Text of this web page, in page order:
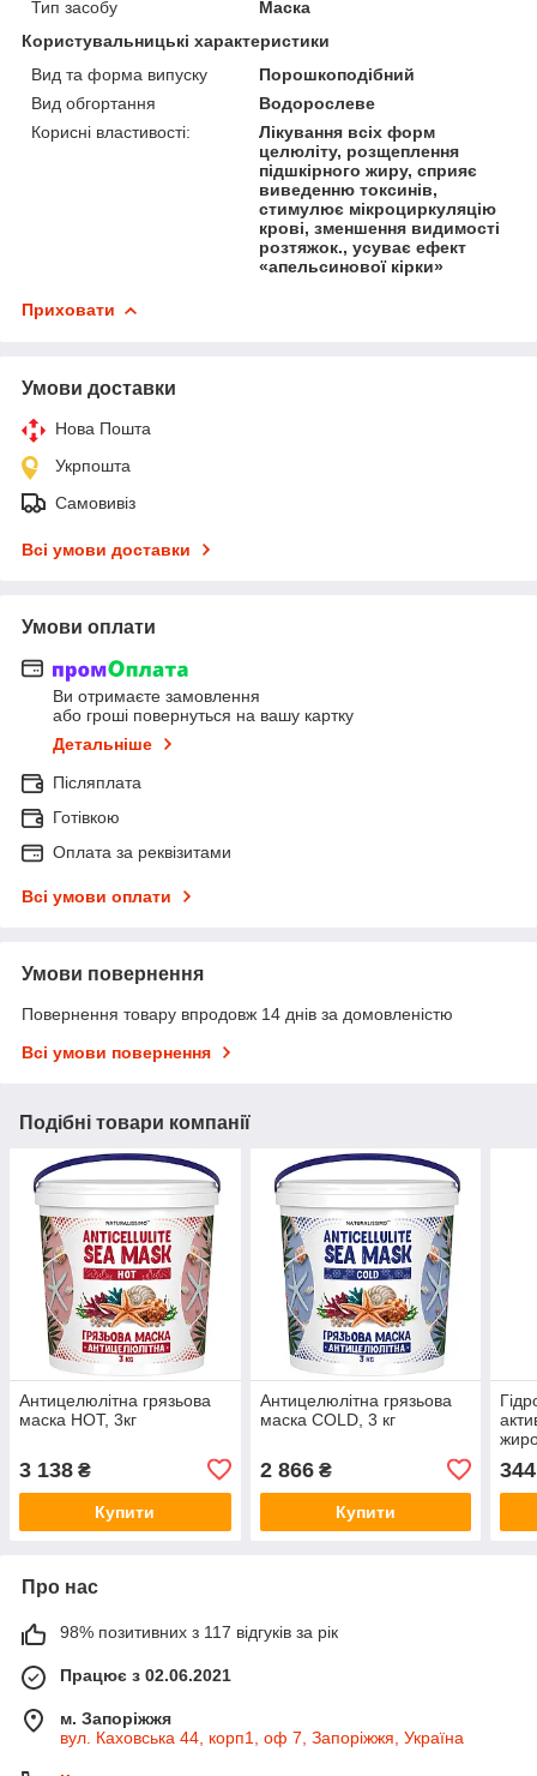
Тип засобу
Маска
Користувальницькі характеристики
Вид та форма випуску
Порошкоподібний
Вид обгортання
Водорослеве
Корисні властивості:
Лікування всіх форм
целюліту, розщеплення
підшкірного жиру, сприяє
виведенню токсинів,
стимулює мікроциркуляцію
крові, зменшення видимості
розтяжок., усуває ефект
«апельсинової кірки»
Приховати
Умови доставки
Нова Пошта
Укрпошта
Самовивіз
Всі умови доставки
Умови оплати
Ви отримаєте замовлення
або гроші повернуться на вашу картку
Детальніше
Післяплата
Готівкою
Оплата за реквізитами
Всі умови оплати
Умови повернення
Повернення товару впродовж 14 днів за домовленістю
Всі умови повернення
Подібні товари компанії
Антицелюлітна грязьова
маска HOT, 3кг
3 138 ₴
Купити
Антицелюлітна грязьова
маска COLD, 3 кг
2 866₴
Купити
344
Про нас
98% позитивних з 117 відгуків за рік
Працює з 02.06.2021
м. Запоріжжя
вул. Каховська 44, корп1, оф 7, Запоріжжя, Україна